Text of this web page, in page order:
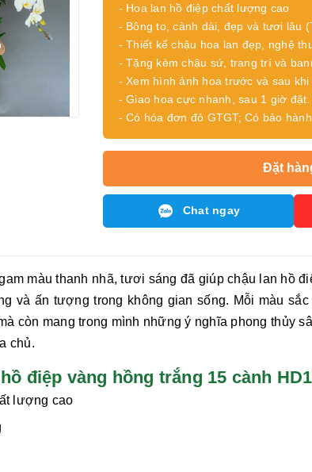
- Hoa lan hồ điệp chất lượng cao
- Bông to, cành dài, đẹp và tươi lâu
- Thiết kế chậu hoa lan đẹp, nghệ
- Tặng kèm chậu sứ, trang trí và
- Xem hình ảnh hoa trước và sau khi
- Giao hoa cực nhanh, sau 1 giờ
- Có hóa đơn đỏ GTGT; Có bảo hành
Đặt
Chat ngay
màu thanh nhã, tươi sáng đã giúp chậu lan hồ
và ấn tượng trong không gian sống. Mỗi màu
còn mang trong mình những ý nghĩa phong thủy
chủ.
điệp vàng hồng trắng 15 cành
lượng cao